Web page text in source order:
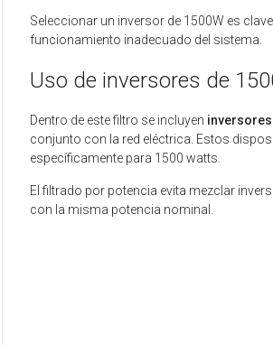
Seleccionar un inversor de 1500W es
funcionamiento inadecuado del sistema.
Uso de inversores de
Dentro de este filtro se incluyen
conjunto con la red eléctrica. Estos
específicamente para 1500 watts.
El filtrado por potencia evita mezclar
con la misma potencia nominal.